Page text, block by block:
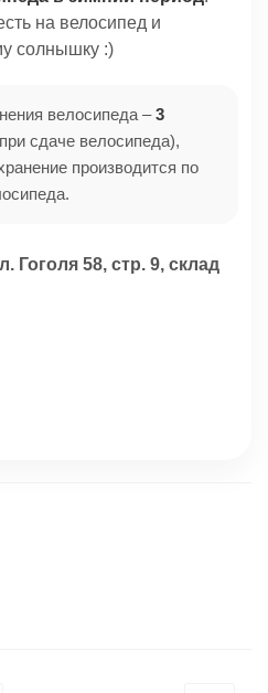
на велосипед и
солнышку :)
велосипеда –3
сдаче велосипеда),
производится по
Гоголя 58, стр. 9, склад